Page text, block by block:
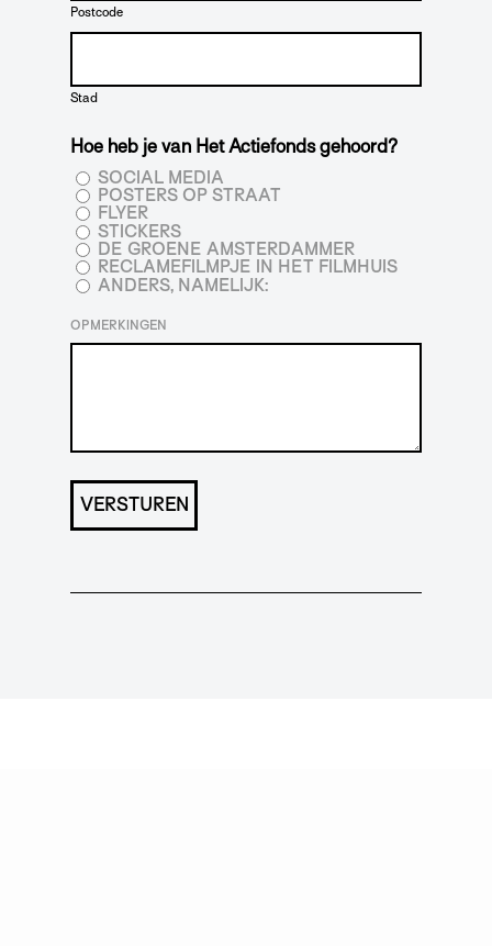
Postcode
Stad
Hoe heb je van Het Actiefonds gehoord?
SOCIAL MEDIA
POSTERS OP STRAAT
FLYER
STICKERS
DE GROENE AMSTERDAMMER
RECLAMEFILMPJE IN HET FILMHUIS
ANDERS, NAMELIJK:
OPMERKINGEN